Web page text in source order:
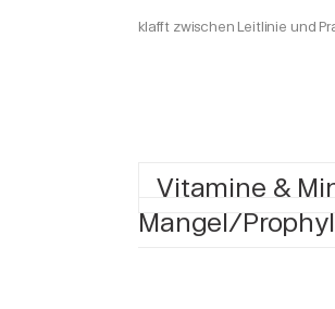
klafft zwischen Leitlinie und
Vitamine &
Mangel/